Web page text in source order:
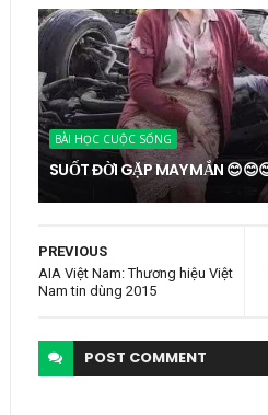
BÀI HỌC CUỘC SỐNG
SUỐT ĐỜI GẶP MAY MẮN
PREVIOUS
AIA Việt Nam: Thương hiệu Việt
Nam tin dùng 2015
POST COMMENT